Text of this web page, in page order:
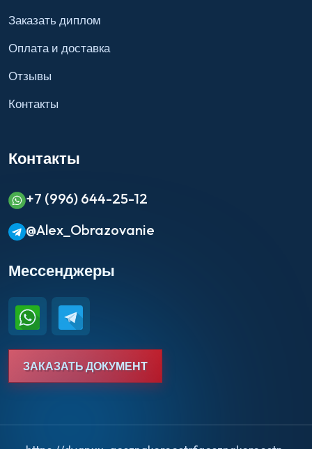
Заказать диплом
Оплата и доставка
Отзывы
Контакты
Контакты
+7 (996) 644-25-12
@Alex_Obrazovanie
Мессенджеры
ЗАКАЗАТЬ ДОКУМЕНТ